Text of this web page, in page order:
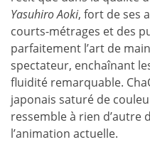
Yasuhiro Aoki, fort de ses
courts-métrages et des
parfaitement l’art de
spectateur, enchaînant
fluidité remarquable.
japonais saturé de
ressemble à rien d’autre
l’animation actuelle.